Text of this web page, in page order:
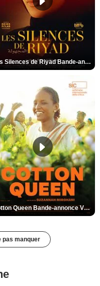
Les Silences de Riyad Bande-annonce VO STFR
Cotton Queen Bande-annonce VO STFR
pas manquer